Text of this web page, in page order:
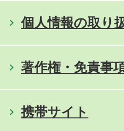
個人情報の取り
著作権・免責事
携帯サイト